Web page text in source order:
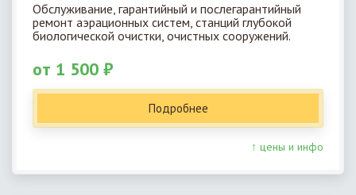
Обслуживание, гарантийный и послегарантийный
ремонт аэрационных систем, станций глубокой
биологической очистки, очистных сооружений.
от 1 500 ₽
Подробнее
↑ цены и инфо